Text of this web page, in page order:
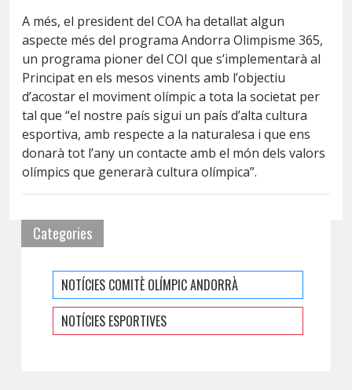
A més, el president del COA ha detallat algun
aspecte més del programa Andorra Olimpisme 365,
un programa pioner del COI que s’implementarà al
Principat en els mesos vinents amb l’objectiu
d’acostar el moviment olímpic a tota la societat per
tal que “el nostre país sigui un país d’alta cultura
esportiva, amb respecte a la naturalesa i que ens
donarà tot l’any un contacte amb el món dels valors
olímpics que generarà cultura olímpica”.
Categories
NOTÍCIES COMITÈ OLÍMPIC ANDORRÀ
NOTÍCIES ESPORTIVES